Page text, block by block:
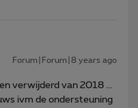
Forum|Forum|8 years ago
verwijderd van 2018 ...
ivm de ondersteuning